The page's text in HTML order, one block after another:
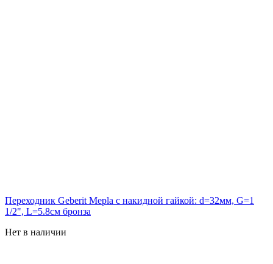
Переходник Geberit Mepla с накидной гайкой: d=32мм, G=1
1/2", L=5.8см бронза
Нет в наличии